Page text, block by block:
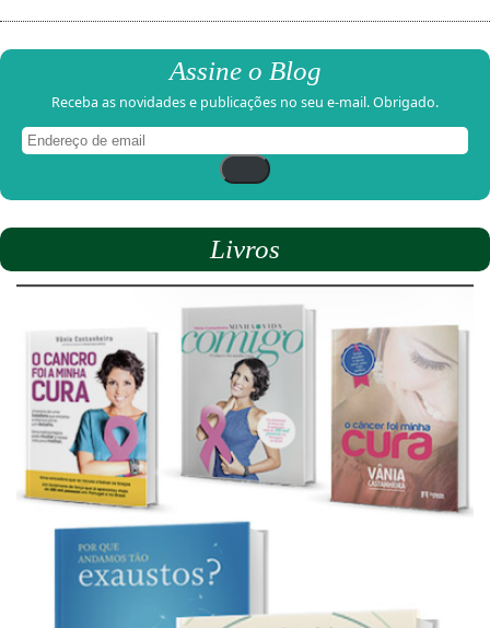
Assine o Blog
Receba as novidades e publicações no seu e-mail. Obrigado.
de
email
Livros